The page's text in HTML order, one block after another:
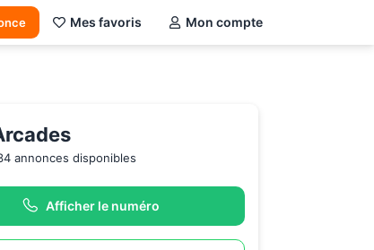
Mes favoris Mon compte
annonces disponibles
Afficher le numéro